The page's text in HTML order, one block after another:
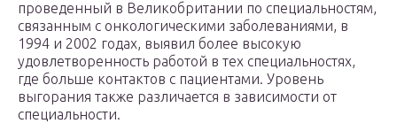
проведенный в Великобритании по специальностям,
связанным с онкологическими заболеваниями, в
1994 и 2002 годах, выявил более высокую
удовлетворенность работой в тех специальностях,
где больше контактов с пациентами. Уровень
выгорания также различается в зависимости от
специальности.